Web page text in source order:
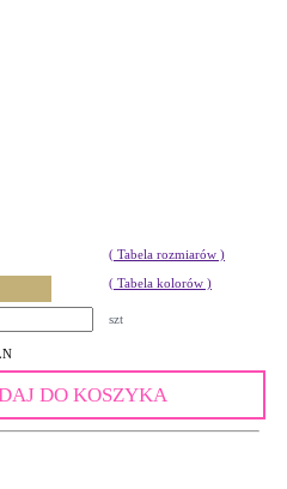
( Tabela rozmiarów )
( Tabela kolorów )
szt
DO KOSZYKA